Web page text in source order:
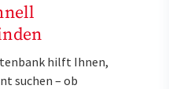
hilft Ihnen,
suchen – ob